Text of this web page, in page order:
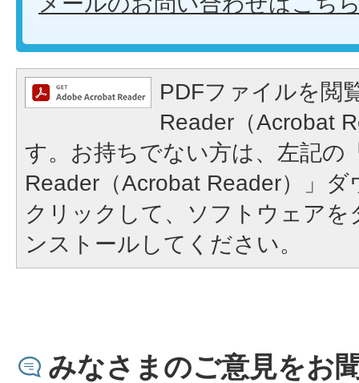
PDFファイルを閲
Reader（Acrobat
す。お持ちでない方は、左記の
Reader（Acrobat Reader）」
クリックして、ソフトウェア
ンストールしてください。
みなさまのご意見をお